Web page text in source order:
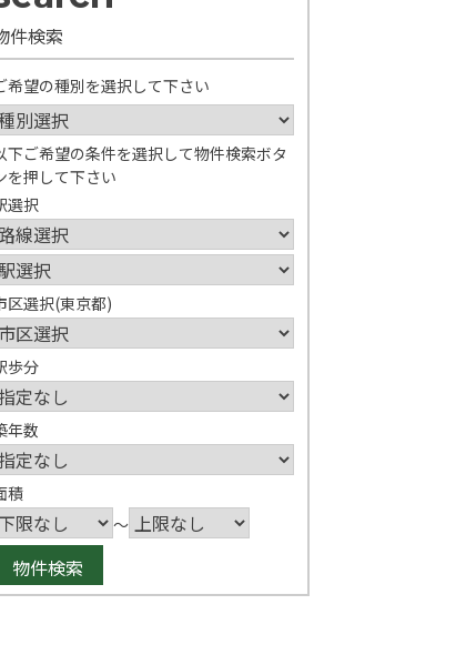
件検索
希望の種別を選択して下さい
下ご希望の条件を選択して物件検索ボタ
を押して下さい
選択
区選択(東京都)
歩分
年数
積
～